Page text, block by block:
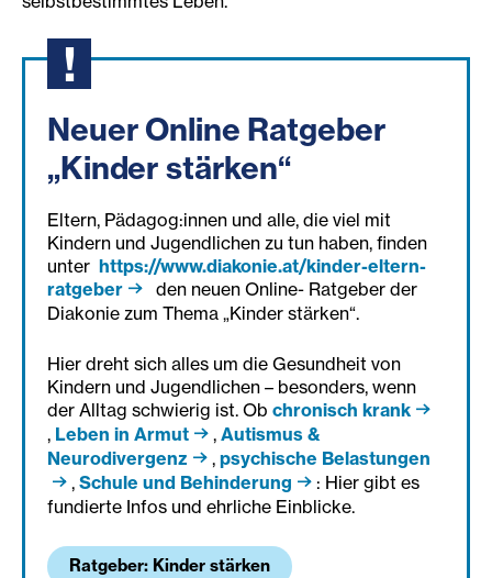
Neuer Online Ratgeber
„Kinder stärken“
Eltern, Pädagog:innen und alle, die viel mit
Kindern und Jugendlichen zu tun haben, finden
unter https://www.diakonie.at/kinder-eltern-
ratgeber
den neuen Online- Ratgeber der
Diakonie zum Thema „Kinder stärken“.
Hier dreht sich alles um die Gesundheit von
Kindern und Jugendlichen – besonders, wenn
der Alltag schwierig ist. Ob chronisch krank
, Leben in Armut , Autismus &
Neurodivergenz
, psychische Belastungen
, Schule und Behinderung
: Hier gibt es
fundierte Infos und ehrliche Einblicke.
Ratgeber: Kinder stärken